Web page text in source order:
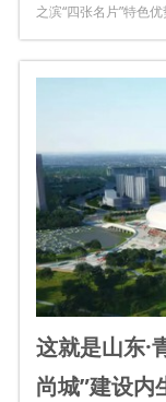
之滨“四张名片”特色
这就是山东·
尚城”建设内